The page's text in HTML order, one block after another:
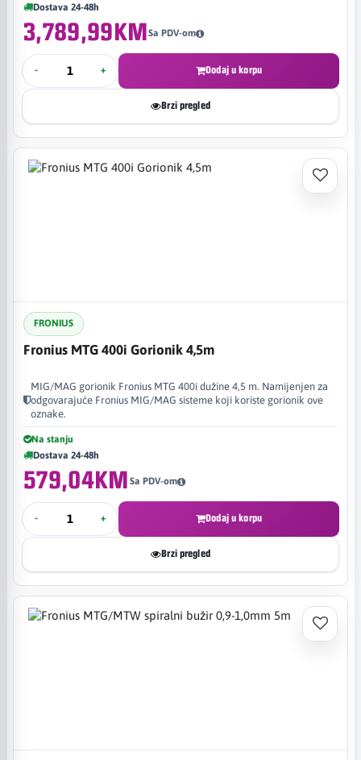
Dostava 24-48h
3,789,99KMSa PDV-om
- + Dodaj u korpu
Brzi pregled
FRONIUS
Fronius MTG 400i Gorionik 4,5m
MIG/MAG gorionik Fronius MTG 400i dužine 4,5 m. Namijenjen za
odgovarajuće Fronius MIG/MAG sisteme koji koriste gorionik ove
oznake.
Na stanju
Dostava 24-48h
579,04KM Sa PDV-om
- + Dodaj u korpu
Brzi pregled